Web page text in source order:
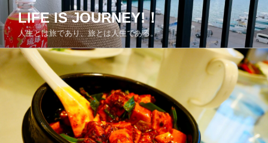
コ
ン
テ
ン
ツ
ス
LIFE IS JOURNEY!！
人生とは旅であり、旅とは人生である。